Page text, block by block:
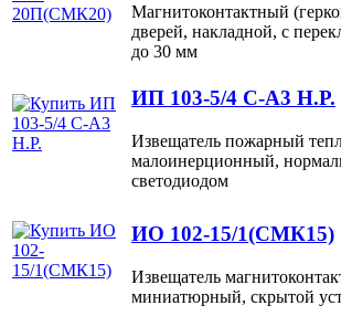
Магнитоконтактный
дверей, накладной, c
до 30 мм
ИП 103-5/4 С-А3 Н.Р.
Извещатель пожарный
малоинерционный,
светодиодом
ИО 102-15/1(СМК15)
Извещатель
миниатюрный, скрытой